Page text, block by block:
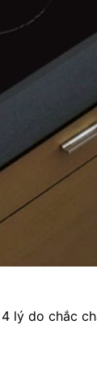
lý do chắc